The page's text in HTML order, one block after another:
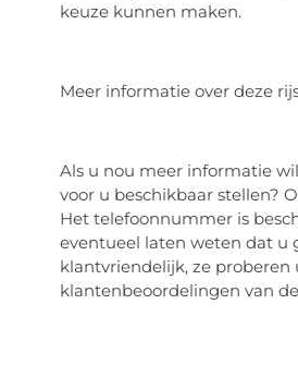
keuze kunnen maken.
Meer informatie over deze
Als u nou meer informatie
voor u beschikbaar stellen?
Het telefoonnummer is
eventueel laten weten dat u
klantvriendelijk, ze
klantenbeoordelingen van